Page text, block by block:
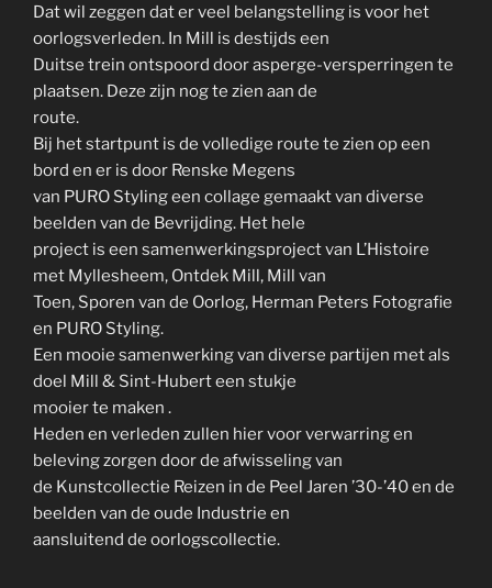
Dat wil zeggen dat er veel belangstelling is voor het
oorlogsverleden. In Mill is destijds een
Duitse trein ontspoord door asperge-versperringen te
plaatsen. Deze zijn nog te zien aan de
route.
Bij het startpunt is de volledige route te zien op een
bord en er is door Renske Megens
van PURO Styling een collage gemaakt van diverse
beelden van de Bevrijding. Het hele
project is een samenwerkingsproject van L’Histoire
met Myllesheem, Ontdek Mill, Mill van
Toen, Sporen van de Oorlog, Herman Peters Fotografie
en PURO Styling.
Een mooie samenwerking van diverse partijen met als
doel Mill & Sint-Hubert een stukje
mooier te maken .
Heden en verleden zullen hier voor verwarring en
beleving zorgen door de afwisseling van
de Kunstcollectie Reizen in de Peel Jaren ’30-’40 en de
beelden van de oude Industrie en
aansluitend de oorlogscollectie.